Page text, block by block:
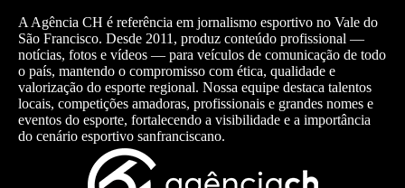
A Agência CH é referência em jornalismo esportivo no Vale do
São Francisco. Desde 2011, produz conteúdo profissional —
notícias, fotos e vídeos — para veículos de comunicação de todo
o país, mantendo o compromisso com ética, qualidade e
valorização do esporte regional. Nossa equipe destaca talentos
locais, competições amadoras, profissionais e grandes nomes e
eventos do esporte, fortalecendo a visibilidade e a importância
do cenário esportivo sanfranciscano.